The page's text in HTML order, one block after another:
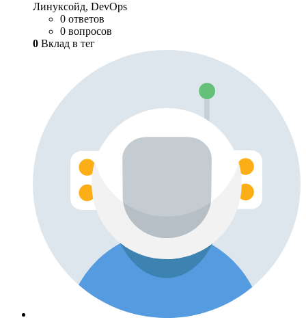
Линуксойд, DevOps
0 ответов
0 вопросов
0 Вклад в тег